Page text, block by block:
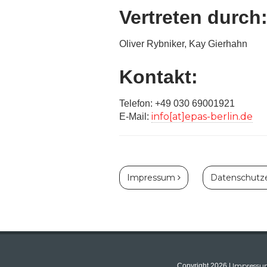
Vertreten durch:
Oliver Rybniker, Kay Gierhahn
Kontakt:
Telefon: +49 030 69001921
E-Mail: info[at]epas-berlin.de
Impressum